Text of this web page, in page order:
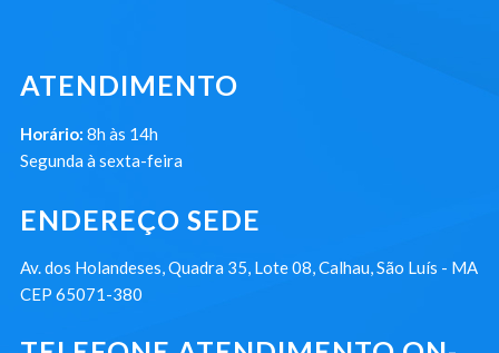
ATENDIMENTO
Horário: 8h às 14h
Segunda à sexta-feira
ENDEREÇO SEDE
Av. dos Holandeses, Quadra 35, Lote 08, Calhau, São Luís - MA
CEP 65071-380